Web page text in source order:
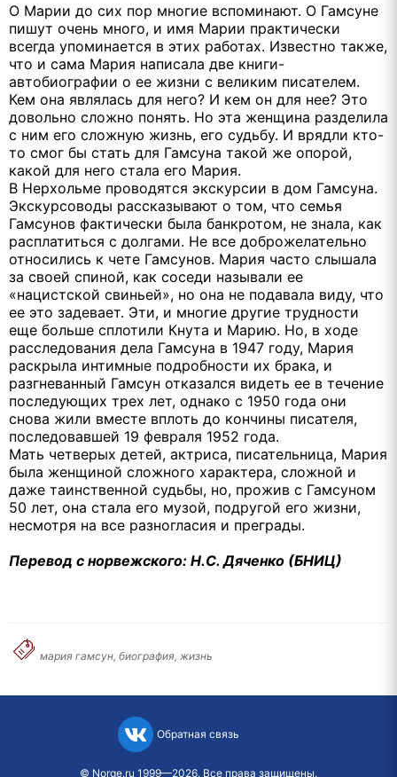
О Марии до сих пор многие вспоминают. О Гамсуне
пишут очень много, и имя Марии практически
всегда упоминается в этих работах. Известно также,
что и сама Мария написала две книги-
автобиографии о ее жизни с великим писателем.
Кем она являлась для него? И кем он для нее? Это
довольно сложно понять. Но эта женщина разделила
с ним его сложную жизнь, его судьбу. И врядли кто-
то смог бы стать для Гамсуна такой же опорой,
какой для него стала его Мария.
В Нерхольме проводятся экскурсии в дом Гамсуна.
Экскурсоводы рассказывают о том, что семья
Гамсунов фактически была банкротом, не знала, как
расплатиться с долгами. Не все доброжелательно
относились к чете Гамсунов. Мария часто слышала
за своей спиной, как соседи называли ее
«нацистской свиньей», но она не подавала виду, что
ее это задевает. Эти, и многие другие трудности
еще больше сплотили Кнута и Марию. Но, в ходе
расследования дела Гамсуна в 1947 году, Мария
раскрыла интимные подробности их брака, и
разгневанный Гамсун отказался видеть ее в течение
последующих трех лет, однако с 1950 года они
снова жили вместе вплоть до кончины писателя,
последовавшей 19 февраля 1952 года.
Мать четверых детей, актриса, писательница, Мария
была женщиной сложного характера, сложной и
даже таинственной судьбы, но, прожив с Гамсуном
50 лет, она стала его музой, подругой его жизни,
несмотря на все разногласия и преграды.
Перевод с норвежского: Н.С. Дяченко (БНИЦ)
мария гамсун, биография, жизнь
Обратная связь
© Norge.ru 1999—2026. Все права защищены.